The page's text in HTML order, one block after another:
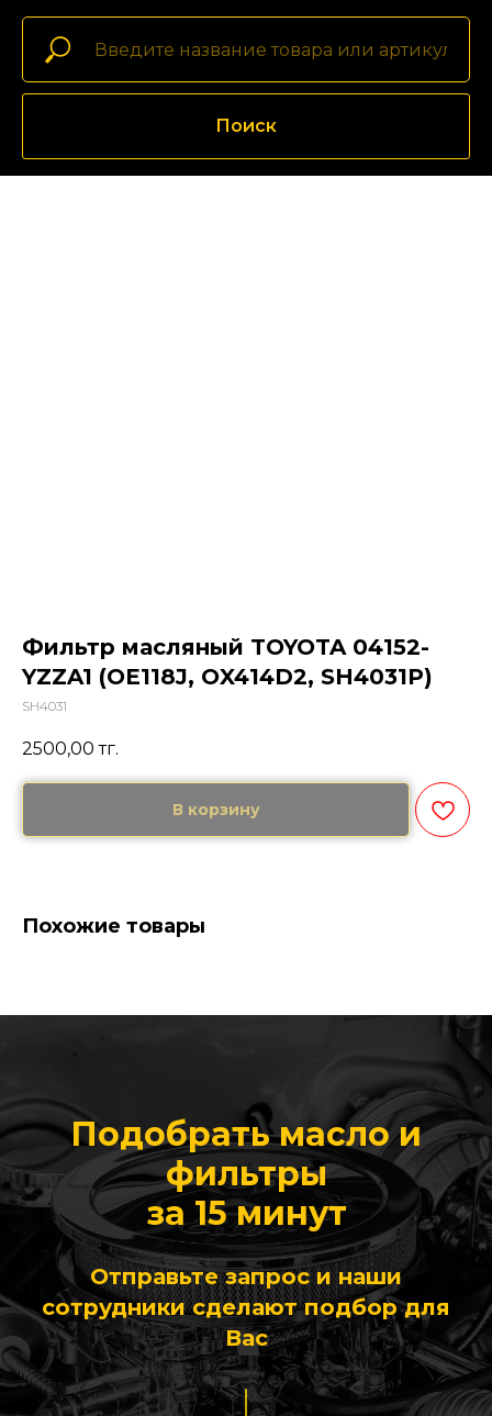
Поиск
Фильтр масляный TOYOTA 04152-
YZZA1 (OE118J, OX414D2, SH4031P)
SH4031
2500,00 тг.
В корзину
Похожие товары
Подобрать масло и
фильтры
за 15 минут
Отправьте запрос и наши
сотрудники сделают подбор для
Вас